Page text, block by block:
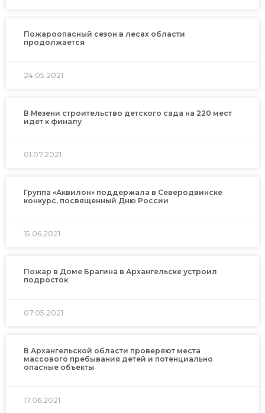
Пожароопасный сезон в лесах области
продолжается
24.05.2021
В Мезени строительство детского сада на 220 мест
идет к финалу
01.07.2021
Группа «Аквилон» поддержала в Северодвинске
конкурс, посвященный Дню России
15.06.2021
Пожар в Доме Брагина в Архангельске устроил
подросток
07.05.2021
В Архангельской области проверяют места
массового пребывания детей и потенциально
опасные объекты
17.06.2021